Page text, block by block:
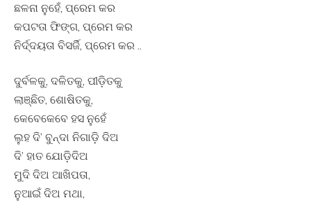
ଛଳନା ନୁହେଁ, ପ୍ରେମ କର
କପଟତା ଫିଙ୍ଗ, ପ୍ରେମ କର
ନିର୍ଦ୍ଦୟତା ବିସର୍ଜି, ପ୍ରେମ କର ..
ଦୁର୍ବଳକୁ, ଦଳିତକୁ, ପୀଡ଼ିତକୁ
ଲାଞ୍ଛିତ, ଶୋଷିତକୁ,
କେବେକେବେ ହସ ନୁହେଁ
ଲୁହ ଦି’ ବୁନ୍ଦା ନିଗାଡ଼ି ଦିଅ
ଦି’ ହାତ ଯୋଡ଼ିଦିଅ
ମୁଦି ଦିଅ ଆଖିପତା,
ନୁଆଇଁ ଦିଅ ମଥା,